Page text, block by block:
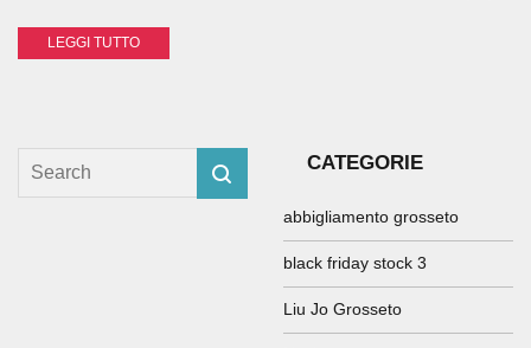
LEGGI TUTTO
CATEGORIE
abbigliamento grosseto
black friday stock 3
Liu Jo Grosseto